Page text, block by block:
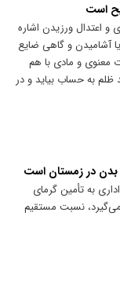
است
و اعتدال ورزیدن اشاره
آشامیدن و گاهی ضایع
معنوی و مادی با هم
ظلم به حساب بیاید و در
در زمستان است
به تأمین گرمای
نسبت مستقیم